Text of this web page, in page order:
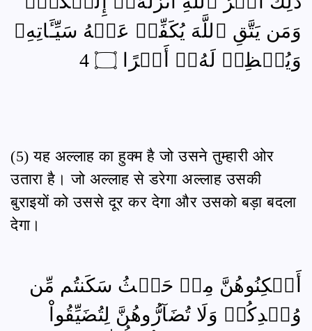
وَمَن يَتَّقِ ٱللَّهَ يُكَفِّرۡ عَنۡهُ سَيِّـَٔاتِهِۦ
وَيُعۡظِمۡ لَهُۥٓ أَجۡرًا ۝ 4
(5) यह अल्लाह का हुक्म है जो उसने तुम्हारी ओर
उतारा है। जो अल्लाह से डरेगा अल्लाह उसकी
बुराइयों को उससे दूर कर देगा और उसको बड़ा बदला
देगा।
أَسۡكِنُوهُنَّ مِنۡ حَيۡثُ سَكَنتُم مِّن
وُجۡدِكُمۡ وَلَا تُضَآرُّوهُنَّ لِتُضَيِّقُواْ